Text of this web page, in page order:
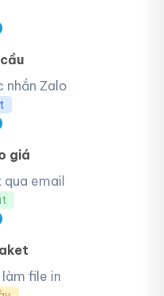
Zalo
giá
email
file in